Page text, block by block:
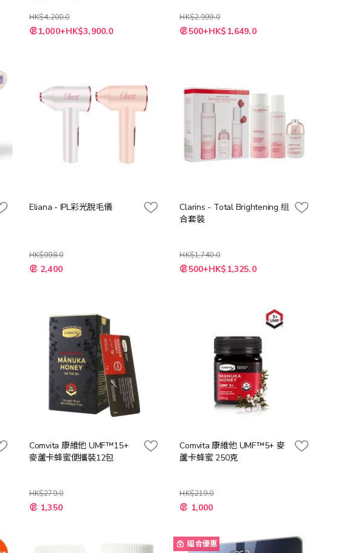
HK$4,200.0
特
殊 1,000+HK$3,900.0
HK$2,999.0
特
殊 500+HK$1,649.0
Eliana - IPL彩光脫毛儀
HK$998.0
2,400
Clarins - Total Brightening 组
合套裝
HK$1,740.0
特
殊 500+HK$1,325.0
Comvita 康維他 UMF™15+
麥蘆卡蜂蜜便攜裝12包
HK$279.0
特
殊 1,350
Comvita 康維他 UMF™5+ 麥
蘆卡蜂蜜 250克
HK$219.0
特
殊 1,000
組合優惠